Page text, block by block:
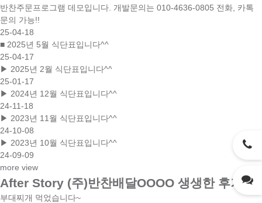
반찬주문프로그램 데모입니다. 개발문의는 010-4636-0805 전화, 카톡
문의 가능!!
25-04-18
■ 2025년 5월 식단표입니다^^
25-04-17
▶ 2025년 2월 식단표입니다^^
25-01-17
▶ 2024년 12월 식단표입니다^^
24-11-18
▶ 2023년 11월 식단표입니다^^
24-10-08
▶ 2023년 10월 식단표입니다^^
24-09-09
more view
After Story (주)반찬배달OOOO 생생한 후기
부대찌개 먹었습니다~